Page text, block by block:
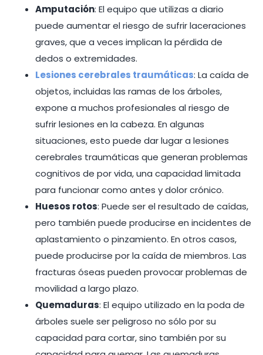
Amputación: El equipo que utilizas a diario
puede aumentar el riesgo de sufrir laceraciones
graves, que a veces implican la pérdida de
dedos o extremidades.
Lesiones cerebrales traumáticas: La caída de
objetos, incluidas las ramas de los árboles,
expone a muchos profesionales al riesgo de
sufrir lesiones en la cabeza. En algunas
situaciones, esto puede dar lugar a lesiones
cerebrales traumáticas que generan problemas
cognitivos de por vida, una capacidad limitada
para funcionar como antes y dolor crónico.
Huesos rotos: Puede ser el resultado de caídas,
pero también puede producirse en incidentes de
aplastamiento o pinzamiento. En otros casos,
puede producirse por la caída de miembros. Las
fracturas óseas pueden provocar problemas de
movilidad a largo plazo.
Quemaduras: El equipo utilizado en la poda de
árboles suele ser peligroso no sólo por su
capacidad para cortar, sino también por su